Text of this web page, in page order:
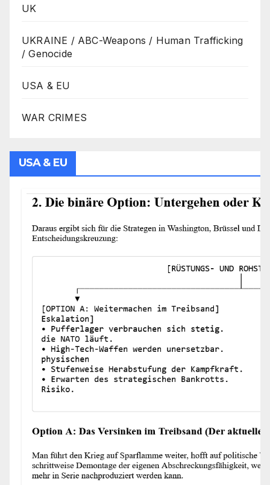
UK
UKRAINE / ABC-Weapons / Human Trafficking
/ Genocide
USA & EU
WAR CRIMES
USA & EU